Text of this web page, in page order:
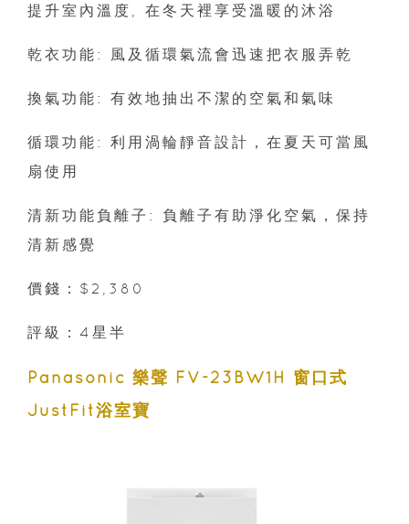
提升室內溫度, 在冬天裡享受溫暖的沐浴
乾衣功能: 風及循環氣流會迅速把衣服弄乾
換氣功能: 有效地抽出不潔的空氣和氣味
循環功能: 利用渦輪靜音設計，在夏天可當風
扇使用
清新功能負離子: 負離子有助淨化空氣，保持
清新感覺
價錢：$2,380
評級：4星半
Panasonic 樂聲 FV-23BW1H 窗口式
JustFit浴室寶